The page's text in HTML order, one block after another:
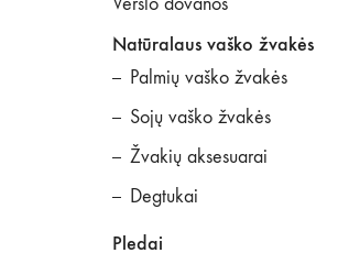
Natūralaus vaško žvakės
Palmių vaško žvakės
Sojų vaško žvakės
Žvakių aksesuarai
Degtukai
Pledai